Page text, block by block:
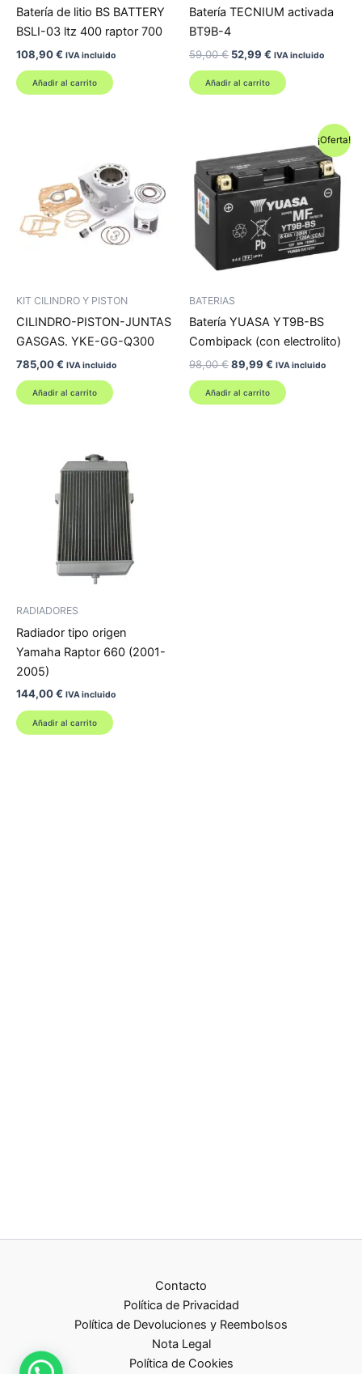
Batería de litio BS BATTERY
BSLI-03 ltz 400 raptor 700
108,90€ IVA incluido
Añadir al carrito
Batería TECNIUM activada
BT9B-4
59,00€ El
original
era:
52,99 € El
actual
es:
IVA incluido
Añadir al carrito
KIT CILINDRO Y PISTON
CILINDRO-PISTON-JUNTAS
GASGAS. YKE-GG-Q300
785,00€ IVA incluido
Añadir al carrito
¡Oferta!
BATERIAS
Batería YUASA YT9B-BS
Combipack (con electrolito)
98,00€El
original
era:
89,99 € El
actual
es:
IVA incluido
Añadir al carrito
RADIADORES
Radiador tipo origen
Yamaha Raptor 660 (2001-
2005)
144,00€ IVA incluido
Añadir al carrito
Contacto
Política de Privacidad
Política de Devoluciones y Reembolsos
Nota Legal
Política de Cookies